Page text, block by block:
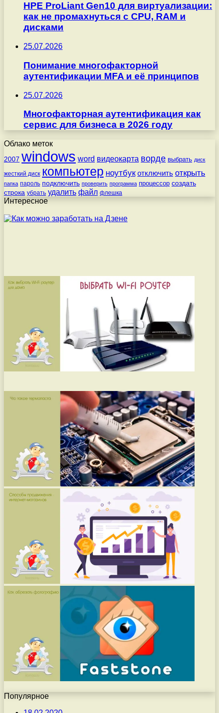
HPE ProLiant Gen10 для виртуализации:
как не промахнуться с CPU, RAM и
дисками
25.07.2026
Понимание многофакторной
аутентификации MFA и её принципов
25.07.2026
Многофакторная аутентификация как
сервис для бизнеса в 2026 году
Облако меток
2007 windows word видеокарта ворде выбрать диск
жесткий диск компьютер ноутбук отключить открыть
папка пароль подключить проверить программа процессор создать
строка убрать удалить файл флешка
Интересное
Популярное